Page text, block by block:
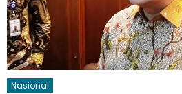
Nasional